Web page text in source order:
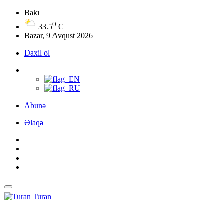
Bakı
33.50 C
Bazar, 9 Avqust 2026
Daxil ol
Abunə
Əlaqə
Turan